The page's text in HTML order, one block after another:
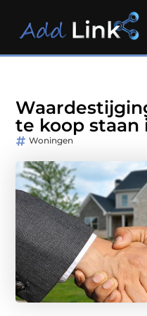
te koop staan
Woningen